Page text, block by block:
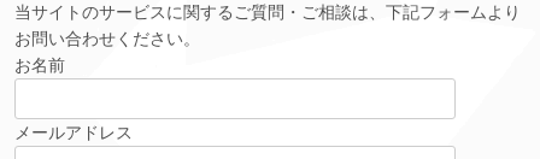
当サイトのサービスに関するご質問・ご相談は、下記フォームより
お問い合わせください。
お名前
メールアドレス